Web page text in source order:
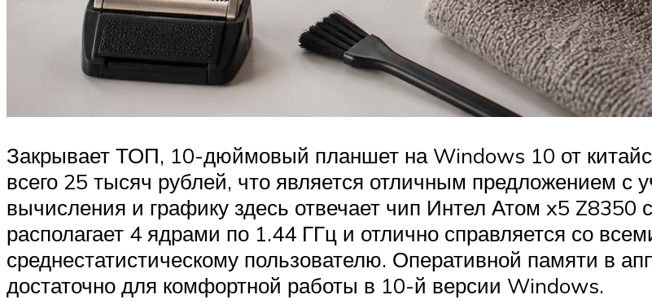
Закрывает ТОП, 10-дюймовый планшет на Windows 10 от
всего 25 тысяч рублей, что является отличным предложением с
вычисления и графику здесь отвечает чип Интел Атом x5
располагает 4 ядрами по 1.44 ГГц и отлично справляется со
среднестатистическому пользователю. Оперативной памяти в
достаточно для комфортной работы в 10-й версии Windows.